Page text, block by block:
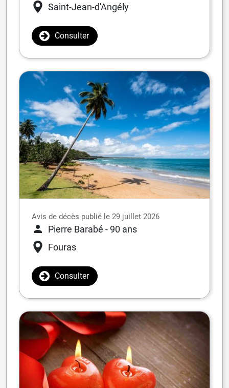
Saint-Jean-d'Angély
Consulter
Avis de décès publié le 29 juillet 2026
Pierre Barabé - 90 ans
Fouras
Consulter